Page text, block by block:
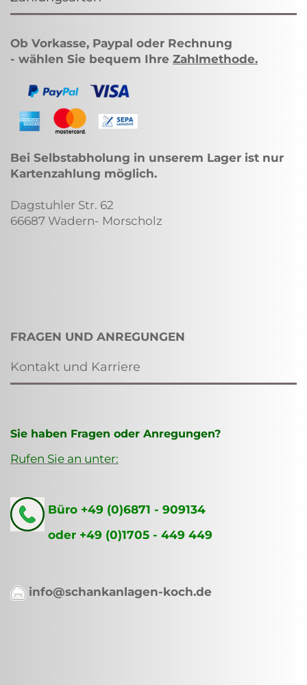
Ob Vorkasse, Paypal oder Rechnung
- wählen Sie bequem Ihre Zahlmethode.
Bei Selbstabholung in unserem Lager ist nur
Kartenzahlung möglich.
Dagstuhler Str. 62
66687 Wadern- Morscholz
FRAGEN UND ANREGUNGEN
Kontakt und Karriere
Sie haben Fragen oder Anregungen?
Rufen Sie an unter:
Büro +49 (0)6871 - 909134
oder +49 (0)1705 - 449 449
info@schankanlagen-koch.de